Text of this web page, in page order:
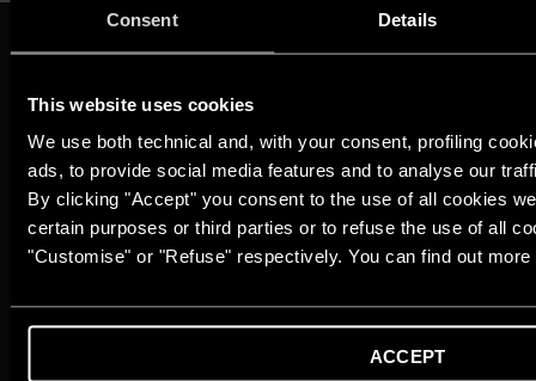
Consent Details
This website uses cookies
We use both technical and, with your consent, profiling
ads, to provide social media features and to analyse our
By clicking "Accept" you consent to the use of all cookies
certain purposes or third parties or to refuse the use of all
"Customise" or "Refuse" respectively. You can find out
ACCEPT
VỀ CHÚNG TÔI
Tập đoàn Ariston
TẠP CHÍ
Mẹo & giải pháp
Tin tức
Ngôi nhà thư thái
Cuộc sống xanh
DỊCH VỤ KHÁCH HÀNG